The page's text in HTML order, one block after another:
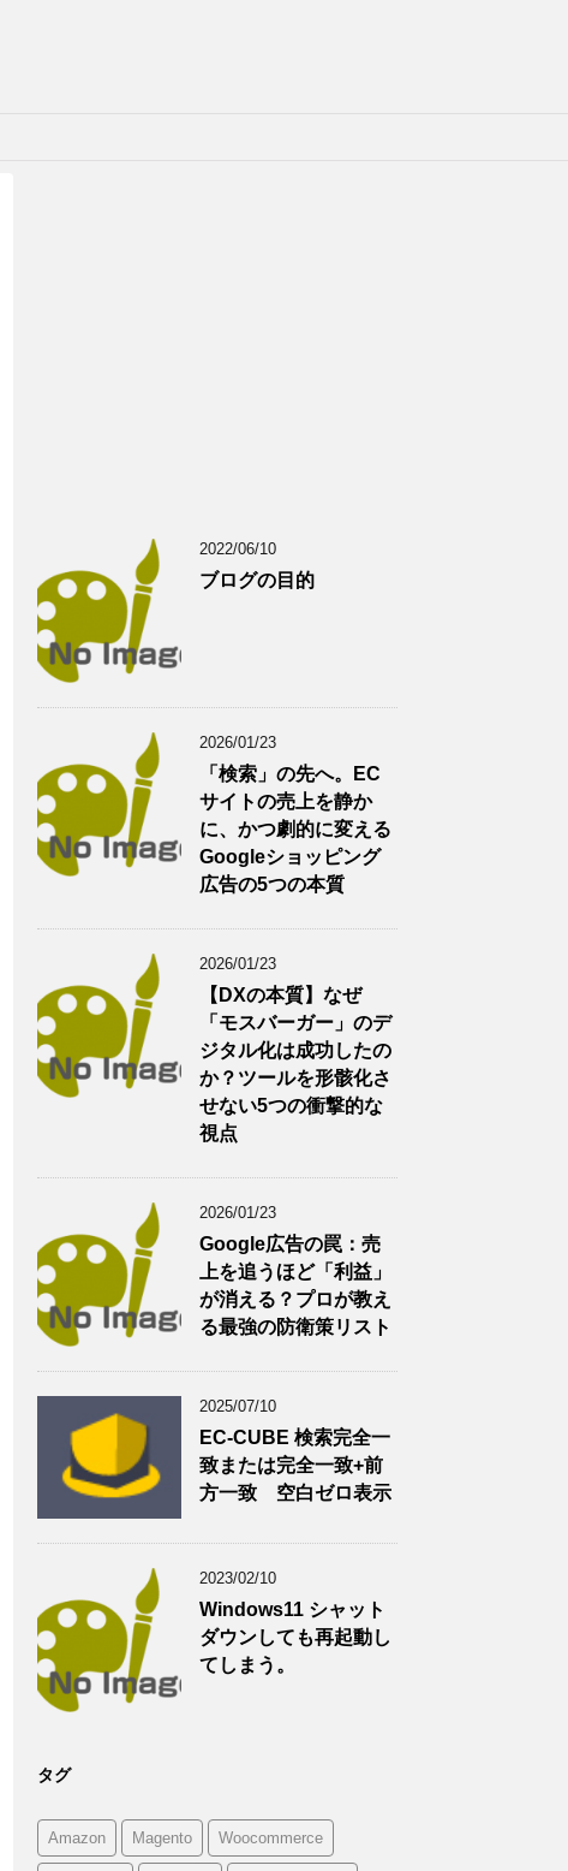
2022/06/10
ブログの目的
2026/01/23
「検索」の先へ。EC
サイトの売上を静か
に、かつ劇的に変える
Googleショッピング
広告の5つの本質
2026/01/23
【DXの本質】なぜ
「モスバーガー」のデ
ジタル化は成功したの
か？ツールを形骸化さ
せない5つの衝撃的な
視点
2026/01/23
Google広告の罠：売
上を追うほど「利益」
が消える？プロが教え
る最強の防衛策リスト
2025/07/10
EC-CUBE 検索完全一
致または完全一致+前
方一致 空白ゼロ表示
2023/02/10
Windows11 シャット
ダウンしても再起動し
てしまう。
タグ
Amazon Magento Woocommerce